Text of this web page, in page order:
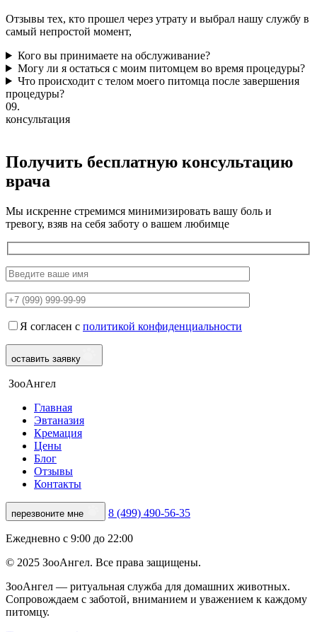
Отзывы тех, кто прошел через утрату и выбрал нашу службу в
самый непростой момент,
Кого вы принимаете на обслуживание?
Могу ли я остаться с моим питомцем во время процедуры?
Что происходит с телом моего питомца после завершения
процедуры?
09.
консультация
Получить бесплатную консультацию
врача
Мы искренне стремимся минимизировать вашу боль и
тревогу, взяв на себя заботу о вашем любимце
Я согласен с политикой конфиденциальности
оставить заявку
ЗооАнгел
Главная
Эвтаназия
Кремация
Цены
Блог
Отзывы
Контакты
перезвоните мне 8 (499) 490-56-35
Ежедневно с 9:00 до 22:00
© 2025 ЗооАнгел. Все права защищены.
ЗооАнгел — ритуальная служба для домашних животных.
Сопровождаем с заботой, вниманием и уважением к каждому
питомцу.